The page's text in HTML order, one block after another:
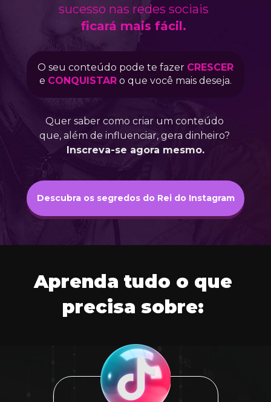
Quer saber como criar um conteúdo
Inscreva-se agora mesmo.
sucesso nas redes sociais
ficará mais fácil.
O seu conteúdo pode te fazer CRESCER
e CONQUISTAR o que você mais deseja.
Descubra os segredos do Rei do Instagram
Aprenda tudo o que
precisa sobre: